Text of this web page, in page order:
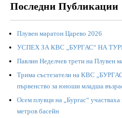
Последни Публикации
Плувен маратон Царево 2026
УСПЕХ ЗА КВС „БУРГАС“ НА
Павлин Неделчев трети на Плувен
Трима състезатели на КВС
първенство за юноши младша
Осем плувци на „Бургас“
метров басейн